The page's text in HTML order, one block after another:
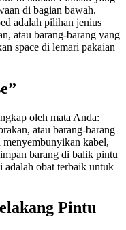
di bagian bawah.
adalah pilihan jenius
atau barang-barang yang
space di lemari pakaian
oleh mata Anda:
atau barang-barang
kabel,
barang di balik pintu
adalah obat terbaik untuk
Pintu